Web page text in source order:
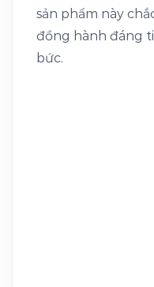
sản phẩm này
đồng hành đáng
bức.